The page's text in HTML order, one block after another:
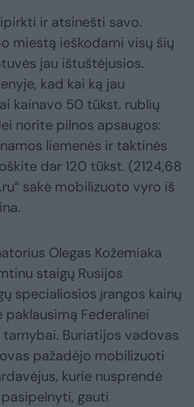
ir atsinešti savo.
miestą ieškodami visų šių
jau ištuštėjusios.
kad kai ką jau
kainavo 50 tūkst. rublių
norite pilnos apsaugos:
liemenės ir taktinės
dar 120 tūkst. (2124,68
sakė mobilizuoto vyro iš
Olegas Kožemiaka
staigų Rusijos
specialiosios įrangos kainų
paklausimą Federalinei
Buriatijos vadovas
pažadėjo mobilizuoti
kurie nusprendė
gauti